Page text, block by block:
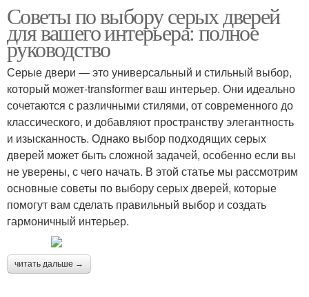
Советы по выбору серых дверей
для вашего интерьера: полное
руководство
Серые двери — это универсальный и стильный выбор,
который может-transformer ваш интерьер. Они идеально
сочетаются с различными стилями, от современного до
классического, и добавляют пространству элегантность
и изысканность. Однако выбор подходящих серых
дверей может быть сложной задачей, особенно если вы
не уверены, с чего начать. В этой статье мы рассмотрим
основные советы по выбору серых дверей, которые
помогут вам сделать правильный выбор и создать
гармоничный интерьер.
читать дальше →